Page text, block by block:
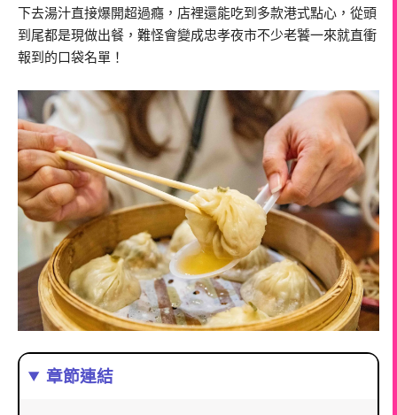
下去湯汁直接爆開超過癮，店裡還能吃到多款港式點心，從頭
到尾都是現做出餐，難怪會變成忠孝夜市不少老饕一來就直衝
報到的口袋名單！
章節連結